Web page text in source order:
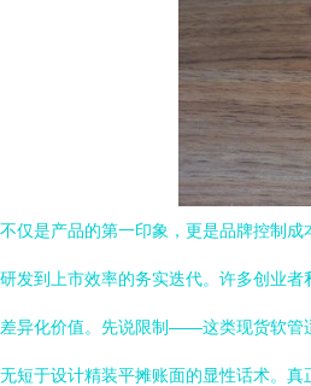
仅是产品的第一印象，更是品牌控制
发到上市效率的务实迭代。许多创业
异化价值。先说限制——这类现货软
短于设计精装平摊账面的显性话术。